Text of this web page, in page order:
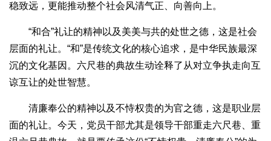
稳致远，更能推动整个社会风清气正、向善向上。
“和合”礼让的精神以及美美与共的处世之德，这是社会
层面的礼让。“和”是传统文化的核心追求，是中华民族最深
沉的文化基因。六尺巷的典故生动诠释了从对立争执走向互
谅互让的处世智慧。
清廉奉公的精神以及不恃权贵的为官之德，这是职业层
面的礼让。今天，党员干部尤其是领导干部重走六尺巷、重